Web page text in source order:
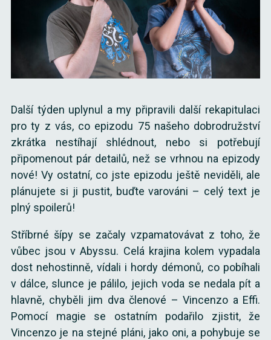
Další týden uplynul a my připravili další rekapitulaci
pro ty z vás, co epizodu 75 našeho dobrodružství
zkrátka nestíhají shlédnout, nebo si potřebují
připomenout pár detailů, než se vrhnou na epizody
nové! Vy ostatní, co jste epizodu ještě neviděli, ale
plánujete si ji pustit, buďte varováni – celý text je
plný spoilerů!
Stříbrné šípy se začaly vzpamatovávat z toho, že
vůbec jsou v Abyssu. Celá krajina kolem vypadala
dost nehostinně, vídali i hordy démonů, co pobíhali
v dálce, slunce je pálilo, jejich voda se nedala pít a
hlavně, chyběli jim dva členové – Vincenzo a Effi.
Pomocí magie se ostatním podařilo zjistit, že
Vincenzo je na stejné pláni, jako oni, a pohybuje se